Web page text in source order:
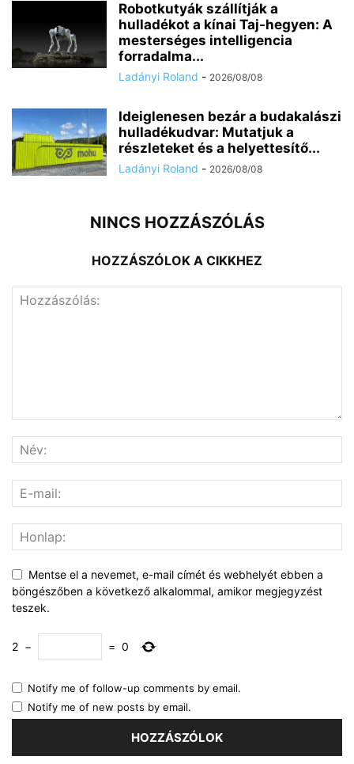
Robotkutyák szállítják a
hulladékot a kínai Taj-hegyen: A
mesterséges intelligencia
forradalma...
Ladányi Roland - 2026/08/08
Ideiglenesen bezár a budakalászi
hulladékudvar: Mutatjuk a
részleteket és a helyettesítő...
Ladányi Roland - 2026/08/08
NINCS HOZZÁSZÓLÁS
HOZZÁSZÓLOK A CIKKHEZ
Mentse el a nevemet, e-mail címét és webhelyét ebben a
böngészőben a következő alkalommal, amikor megjegyzést
teszek.
2 − = 0
Notify me of follow-up comments by email.
Notify me of new posts by email.